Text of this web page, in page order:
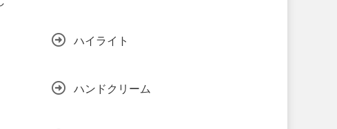
ハイライト
ハンドクリーム